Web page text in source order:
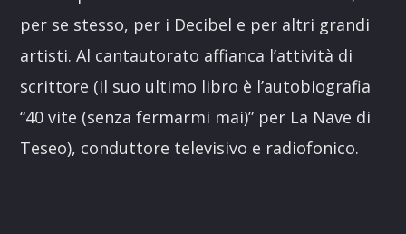
per se stesso, per i Decibel e per altri grandi
artisti. Al cantautorato affianca l’attività di
scrittore (il suo ultimo libro è l’autobiografia
“40 vite (senza fermarmi mai)” per La Nave di
Teseo), conduttore televisivo e radiofonico.